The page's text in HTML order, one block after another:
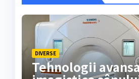
DIVERSE
Tehnologii